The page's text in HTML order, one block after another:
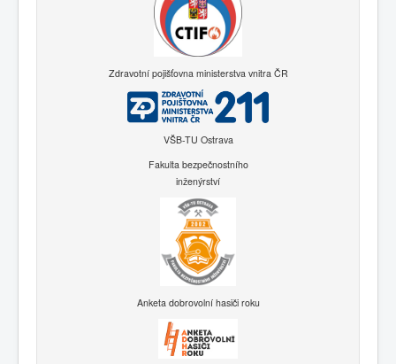
Zdravotní pojišťovna ministerstva vnitra ČR
VŠB-TU Ostrava
Fakulta bezpečnostního
inženýrství
Anketa dobrovolní hasiči roku